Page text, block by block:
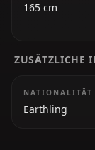
165 cm
ZUSÄTZLICHE
NATIONALITÄT
Earthling